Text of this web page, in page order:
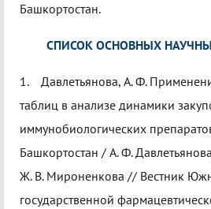
Башкортостан.
СПИСОК ОСНОВНЫХ
1. Давлетьянова, А. Ф.
таблиц в анализе динамики
иммунобиологических
Башкортостан / А. Ф.
Ж. В. Мироненкова // Вестник
государственной